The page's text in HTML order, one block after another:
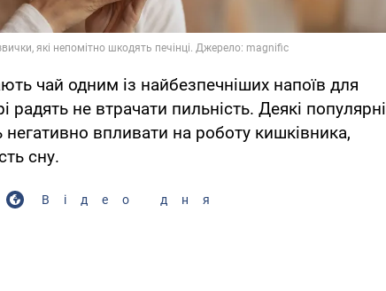
чай одним із найбезпечніших напоїв для
радять не втрачати пильність. Деякі популярні
впливати на роботу кишківника,
сну.
Відео дня